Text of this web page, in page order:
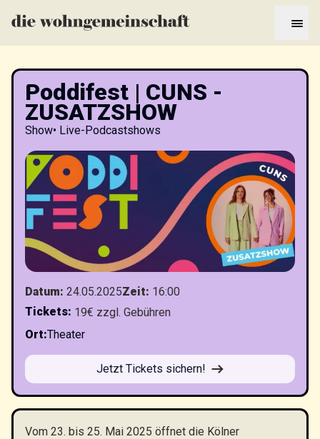
Poddifest | CUNS -
ZUSATZSHOW
Show• Live-Podcastshows
Datum: 24.05.2025Zeit: 16:00
Tickets: 19€ zzgl. Gebühren
Ort:Theater
Jetzt Tickets sichern!
Vom 23. bis 25. Mai 2025 öffnet die Kölner